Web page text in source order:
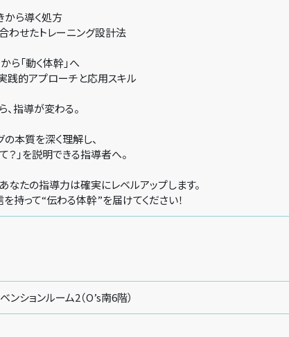
から導く処方
わせたトレーニング設計法
ら「動く体幹」へ
践的アプローチと応用スキル
指導が変わる。
本質を深く理解し、
て？」を説明できる指導者へ。
なたの指導力は確実にレベルアップします。
持って“伝わる体幹”を届けてください！
ションルーム2（O’s南6階）